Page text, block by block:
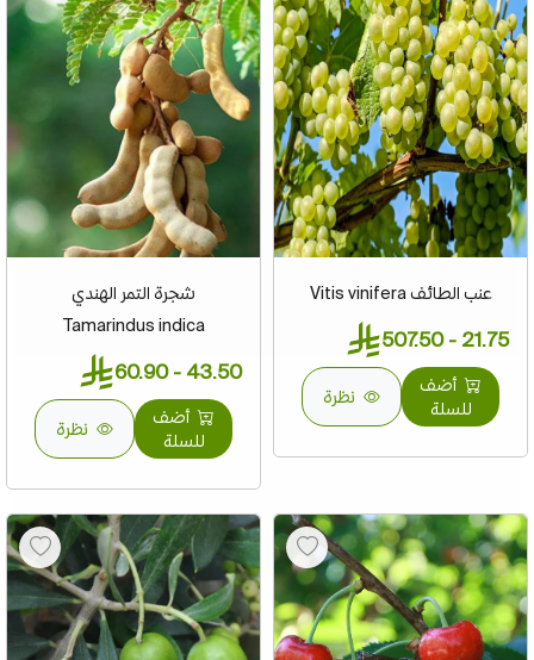
عنب الطائف Vitis vinifera
21.75 - 507.50
أضف
للسلة
نظرة
شجرة التمر الهندي
Tamarindus indica
43.50 - 60.90
أضف
للسلة
نظرة